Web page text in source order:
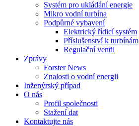
Systém pro ukládání energie
Mikro vodní turbína
Podpůrné vybavení
Elektrický řídicí systém
Příslušenství k turbínám
Regulační ventil
Zprávy
Forster News
Znalosti o vodní energii
Inženýrský případ
O nás
Profil společnosti
Stažení dat
Kontaktujte nás